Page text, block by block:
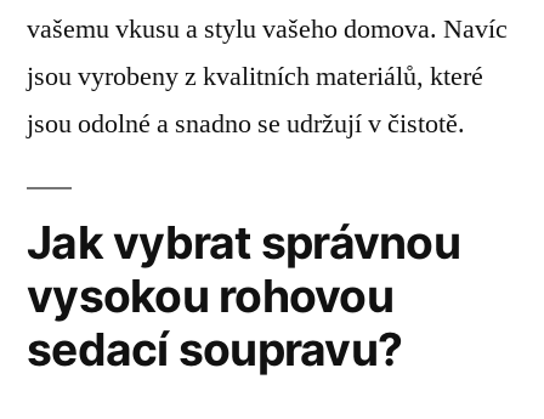
vašemu vkusu a stylu vašeho domova. Navíc
jsou vyrobeny z kvalitních materiálů, které
jsou odolné a snadno se udržují v čistotě.
Jak vybrat správnou
vysokou rohovou
sedací soupravu?